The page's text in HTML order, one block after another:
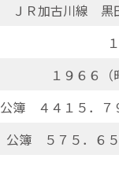
ＪＲ加古川線
１９６６
公簿 ４４１５．７
公簿 ５７５．６